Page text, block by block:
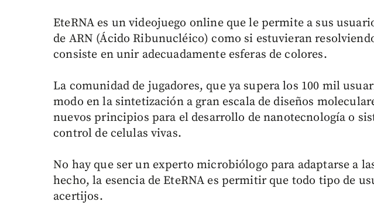
EteRNA es un videojuego online que le permite a sus
de ARN (Ácido Ribunucléico) como si estuvieran
consiste en unir adecuadamente esferas de colores.
La comunidad de jugadores, que ya supera los 100 mil
modo en la sintetización a gran escala de diseños
nuevos principios para el desarrollo de nanotecnología o
control de celulas vivas.
No hay que ser un experto microbiólogo para adaptarse a
hecho, la esencia de EteRNA es permitir que todo tipo de
acertijos.